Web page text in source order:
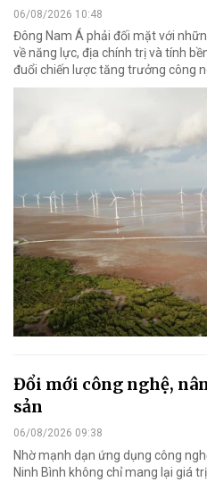
06/08/2026 10:48
Đông Nam Á phải đối mặt với
về năng lực, địa chính trị và tính
đuổi chiến lược tăng trưởng công
Đổi mới công nghệ,
sản
06/08/2026 09:38
Nhờ mạnh dạn ứng dụng công
Ninh Bình không chỉ mang lại giá